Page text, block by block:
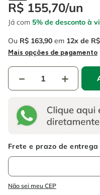
R$ 155,70/un
Já com 5% de desconto à
Ou R$ 163,90 em 12 R$
Mais opções de pagamento
＋
－
Não sei meu CEP
6 fio
7º serra copo
8º martelete
chave impacto
º esmerilhadeira
º serra circular
º fio
martelete
chave impacto